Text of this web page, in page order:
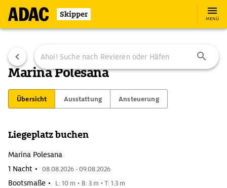
Skipper MENÜ
Marina Polesana
Übersicht Ausstattung Ansteuerung
Liegeplatz buchen
Marina Polesana
1 Nacht • 08.08.2026 - 09.08.2026
Bootsmaße • L: 10 m • B: 3 m • T: 1.3 m